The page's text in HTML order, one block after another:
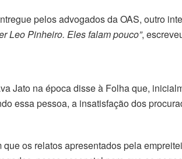
pelos advogados da OAS, outro
Leo Pinheiro. Eles falam pouco”,
Jato na época disse à Folha que,
essa pessoa, a insatisfação dos
os relatos apresentados pela